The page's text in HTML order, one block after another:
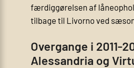
færdiggørelsen af
tilbage til Livorno ved
Overgange i 2011-
Alessandria og